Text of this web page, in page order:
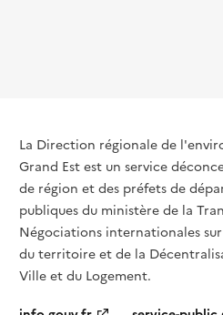
La Direction régionale de
Grand Est est un service
de région et des préfets de
publiques du ministère de la
Négociations internationales
du territoire et de la
Ville et du Logement.